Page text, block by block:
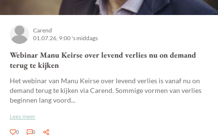
Carend
01.07.26, 9:00 's middags
Webinar Manu Keirse over levend verlies nu on demand
terug te kijken
Het webinar van Manu Keirse over levend verlies is vanaf nu on
demand terug te kijken via Carend. Sommige vormen van verlies
beginnen lang voord...
Lees meer
0 0